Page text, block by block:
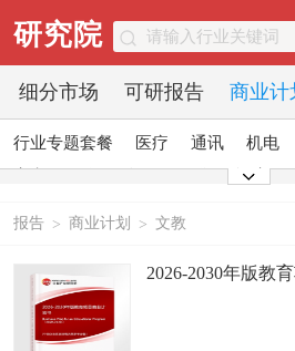
研究院
细分市场 可研报告 商业计
行业专题套餐 医疗 通讯 机电
酒店
报告 > 商业计划 > 文教
2026-2030年版教